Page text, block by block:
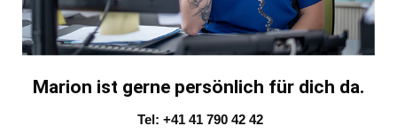
Marion ist gerne persönlich für dich da.
Tel: +41 41 790 42 42